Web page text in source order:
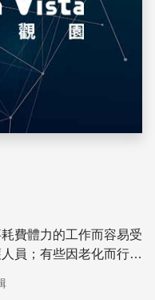
費體力的工作而容易受
員；有些因老化而行動